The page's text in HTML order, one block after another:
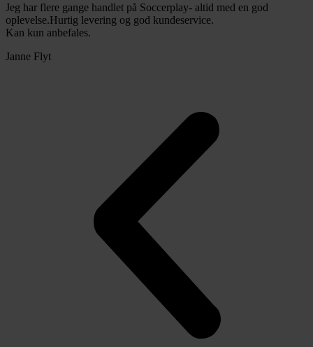
Jeg har flere gange handlet på Soccerplay- altid med en god
oplevelse.Hurtig levering og god kundeservice.
Kan kun anbefales.
Janne Flyt